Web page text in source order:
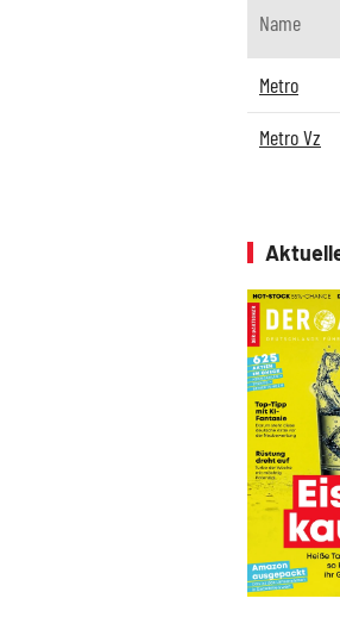
Name
Metro
Metro Vz